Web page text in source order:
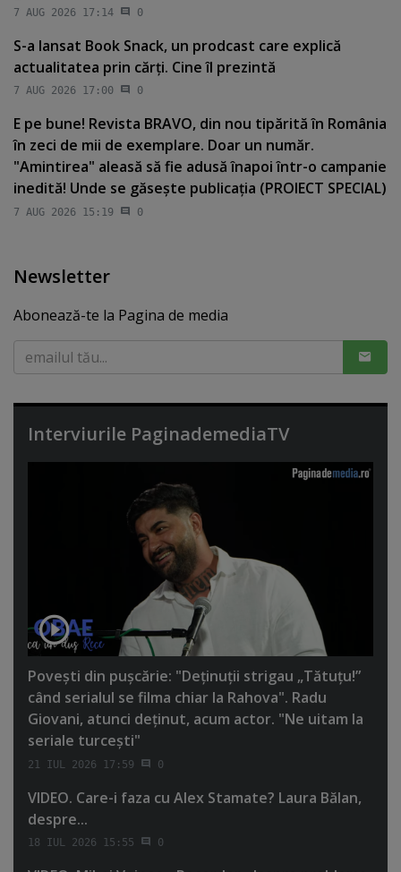
7 AUG 2026 17:14 0
S-a lansat Book Snack, un prodcast care explică
actualitatea prin cărţi. Cine îl prezintă
7 AUG 2026 17:00 0
E pe bune! Revista BRAVO, din nou tipărită în România
în zeci de mii de exemplare. Doar un număr.
"Amintirea" aleasă să fie adusă înapoi într-o campanie
inedită! Unde se găseşte publicaţia (PROIECT SPECIAL)
7 AUG 2026 15:19 0
Newsletter
Abonează-te la Pagina de media
Interviurile PaginademediaTV
Poveşti din puşcărie: "Deţinuţii strigau „Tătuţu!”
când serialul se filma chiar la Rahova". Radu
Giovani, atunci deţinut, acum actor. "Ne uitam la
seriale turceşti"
21 IUL 2026 17:59 0
VIDEO. Care-i faza cu Alex Stamate? Laura Bălan,
despre...
18 IUL 2026 15:55 0